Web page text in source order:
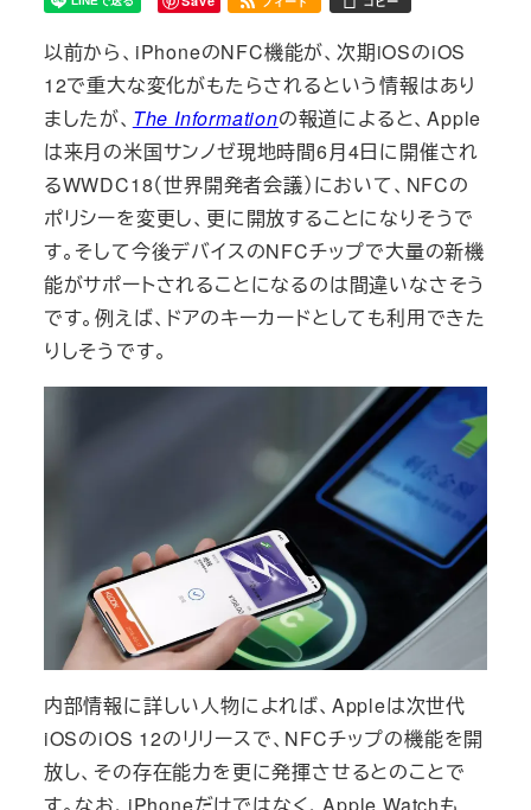
以前から、iPhoneのNFC機能が、次期iOSのiOS
12で重大な変化がもたらされるという情報はあり
ましたが、 The Informationの報道によると、Apple
は来月の米国サンノゼ現地時間6月4日に開催され
るWWDC18（世界開発者会議）において、NFCの
ポリシーを変更し、更に開放することになりそうで
す。そして今後デバイスのNFCチップで大量の新機
能がサポートされることになるのは間違いなさそう
です。例えば、ドアのキーカードとしても利用できた
りしそうです。
内部情報に詳しい人物によれば、Appleは次世代
iOSのiOS 12のリリースで、NFCチップの機能を開
放し、その存在能力を更に発揮させるとのことで
す。なお、iPhoneだけではなく、Apple Watchも